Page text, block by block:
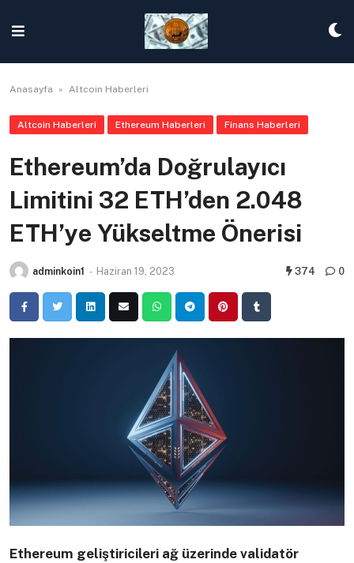
content
Anasayfa » Altcoin Haberleri
Altcoin Haberleri Ethereum Haberleri Finans Haberleri
Ethereum’da Doğrulayıcı
Limitini 32 ETH’den 2.048
ETH’ye Yükseltme Önerisi
adminkoin1 - Haziran 19, 2023 374 0
Ethereum geliştiricileri ağ üzerinde validatör